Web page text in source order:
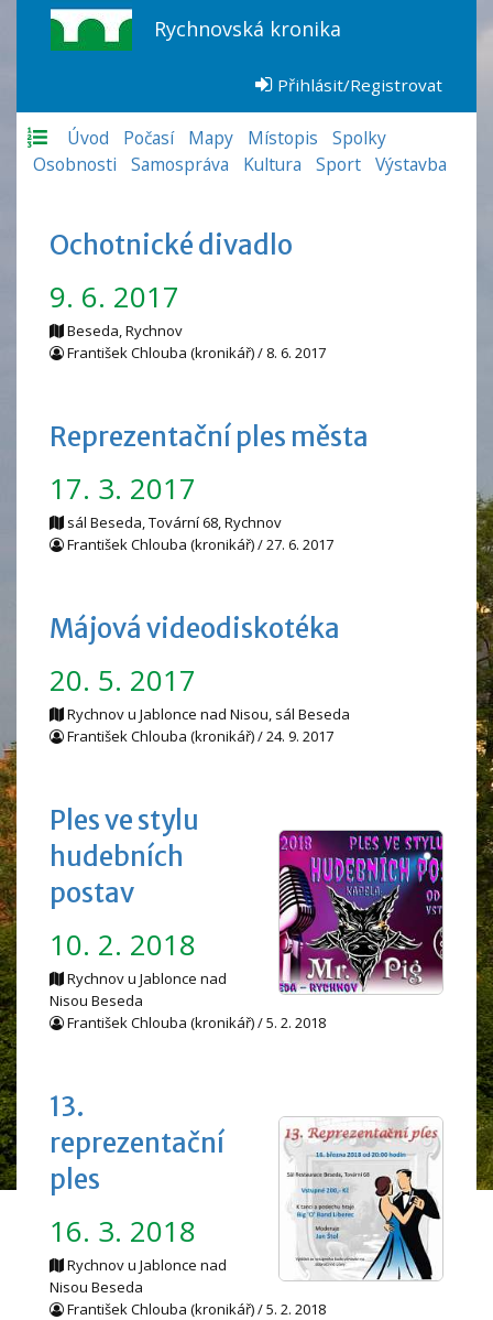
Rychnovská kronika
Přihlásit/Registrovat
Úvod Počasí Mapy Místopis
Spolky
Osobnosti
Samospráva Kultura Sport Výstavba
Ochotnické divadlo
9. 6. 2017
Beseda, Rychnov
František Chlouba (kronikář) / 8. 6. 2017
Reprezentační ples města
17. 3. 2017
sál Beseda, Tovární 68, Rychnov
František Chlouba (kronikář) / 27. 6. 2017
Májová videodiskotéka
20. 5. 2017
Rychnov u Jablonce nad Nisou, sál Beseda
František Chlouba (kronikář) / 24. 9. 2017
Ples ve stylu
hudebních
postav
10. 2. 2018
Rychnov u Jablonce nad
Nisou Beseda
František Chlouba (kronikář) / 5. 2. 2018
13.
reprezentační
ples
16. 3. 2018
Rychnov u Jablonce nad
Nisou Beseda
František Chlouba (kronikář) / 5. 2. 2018